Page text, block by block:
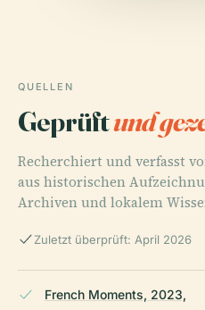
QUELLEN
Geprüftund
Recherchiert und verfasst
aus historischen
Archiven und lokalem
Zuletzt überprüft: April 2026
French Moments, 2023,